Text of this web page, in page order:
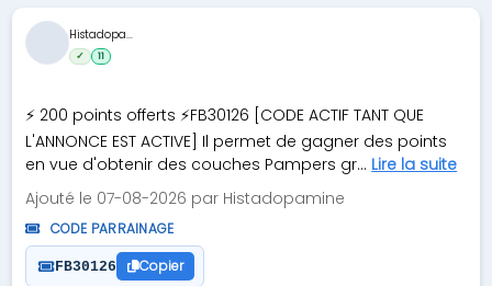
⚡ 200 points offerts ⚡FB30126 [CODE ACTIF TANT QUE
L'ANNONCE EST ACTIVE] Il permet de gagner des points
en vue d'obtenir des couches Pampers gr... Lire la suite
Ajouté le 07-08-2026 par Histadopamine
CODE PARRAINAGE
FB30126 Copier
Histadopa...
✓ 11